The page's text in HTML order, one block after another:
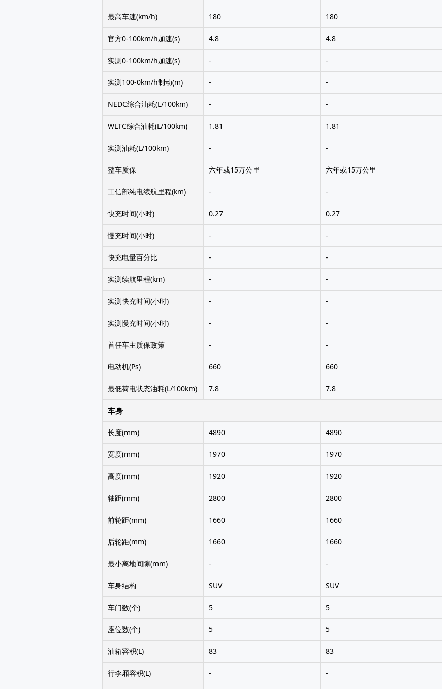
最高车速(km/h) 180 180
官方0-100km/h加速(s) 4.8 4.8
实测0-100km/h加速(s) - -
实测100-0km/h制动(m) - -
NEDC综合油耗(L/100km) - -
WLTC综合油耗(L/100km) 1.81 1.81
实测油耗(L/100km) - -
整车质保 六年或15万公里 六年或15万公里
工信部纯电续航里程(km) - -
快充时间(小时) 0.27 0.27
慢充时间(小时) - -
快充电量百分比 - -
实测续航里程(km) - -
实测快充时间(小时) - -
实测慢充时间(小时) - -
首任车主质保政策 - -
电动机(Ps) 660 660
最低荷电状态油耗(L/100km) 7.8 7.8
车身
长度(mm) 4890 4890
宽度(mm) 1970 1970
高度(mm) 1920 1920
轴距(mm) 2800 2800
前轮距(mm) 1660 1660
后轮距(mm) 1660 1660
最小离地间隙(mm) - -
车身结构 SUV SUV
车门数(个) 5 5
座位数(个) 5 5
油箱容积(L) 83 83
行李厢容积(L) - -